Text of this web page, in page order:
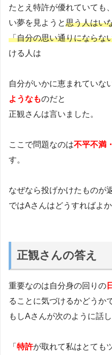
たとえ特許が優れていても
い夢を見ようと思う人はい
「自分の思い通りにならな
ける人は
自分がいかに恵まれていな
ようなものだと
正観さんは言いました。
ここで問題なのは不平不満
す。
なぜなら投げかけたものが
ではAさんはどうすればよ
正観さんの答え
重要なのは自分身の回りの
ることに気づけるかどうか
もしAさんが次のように話
「 特許が取れて私はとても